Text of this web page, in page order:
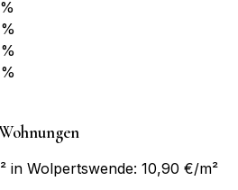
in Wolpertswende: 10,90 €/m²